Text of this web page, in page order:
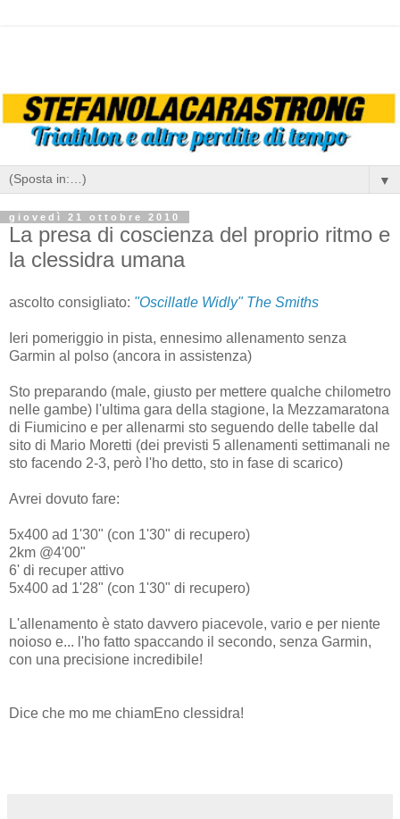
▼
giovedì 21 ottobre 2010
La presa di coscienza del proprio ritmo e
la clessidra umana
ascolto consigliato: "Oscillatle Widly" The Smiths
Ieri pomeriggio in pista, ennesimo allenamento senza
Garmin al polso (ancora in assistenza)
Sto preparando (male, giusto per mettere qualche chilometro
nelle gambe) l'ultima gara della stagione, la Mezzamaratona
di Fiumicino e per allenarmi sto seguendo delle tabelle dal
sito di Mario Moretti (dei previsti 5 allenamenti settimanali ne
sto facendo 2-3, però l'ho detto, sto in fase di scarico)
Avrei dovuto fare:
5x400 ad 1'30" (con 1'30" di recupero)
2km @4'00"
6' di recuper attivo
5x400 ad 1'28" (con 1'30" di recupero)
L'allenamento è stato davvero piacevole, vario e per niente
noioso e... l'ho fatto spaccando il secondo, senza Garmin,
con una precisione incredibile!
Dice che mo me chiamEno clessidra!